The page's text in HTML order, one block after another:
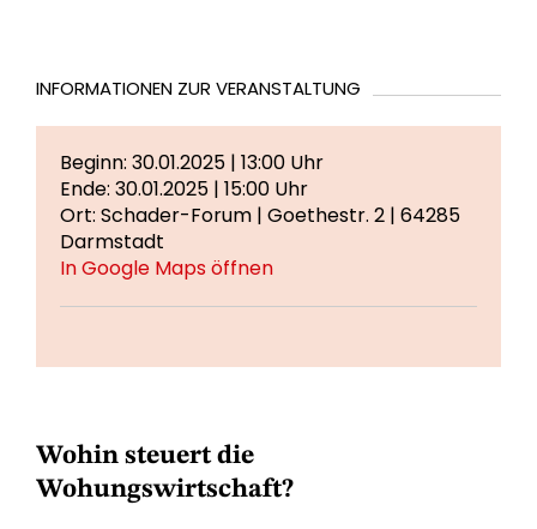
INFORMATIONEN ZUR VERANSTALTUNG
Beginn: 30.01.2025 | 13:00 Uhr
Ende: 30.01.2025 | 15:00 Uhr
Ort: Schader-Forum | Goethestr. 2 | 64285
Darmstadt
In Google Maps öffnen
Wohin steuert die
Wohungswirtschaft?